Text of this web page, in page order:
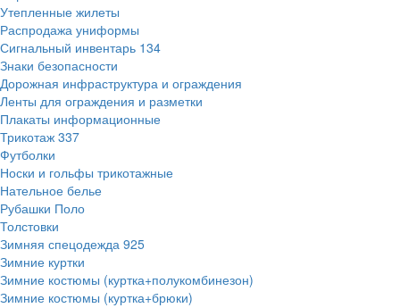
Утепленные жилеты
Распродажа униформы
Сигнальный инвентарь 134
Знаки безопасности
Дорожная инфраструктура и ограждения
Ленты для ограждения и разметки
Плакаты информационные
Трикотаж 337
Футболки
Носки и гольфы трикотажные
Нательное белье
Рубашки Поло
Толстовки
Зимняя спецодежда 925
Зимние куртки
Зимние костюмы (куртка+полукомбинезон)
Зимние костюмы (куртка+брюки)